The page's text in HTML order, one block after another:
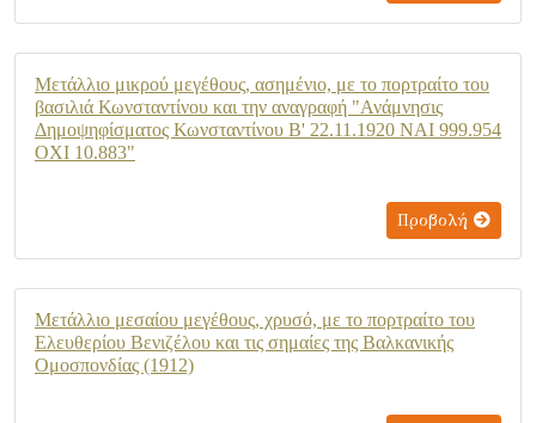
Μετάλλιο μικρού μεγέθους, ασημένιο, με το πορτραίτο του
βασιλιά Κωνσταντίνου και την αναγραφή "Ανάμνησις
Δημοψηφίσματος Κωνσταντίνου Β' 22.11.1920 ΝΑΙ 999.954
ΟΧΙ 10.883"
Προβολή
Μετάλλιο μεσαίου μεγέθους, χρυσό, με το πορτραίτο του
Ελευθερίου Βενιζέλου και τις σημαίες της Βαλκανικής
Ομοσπονδίας (1912)